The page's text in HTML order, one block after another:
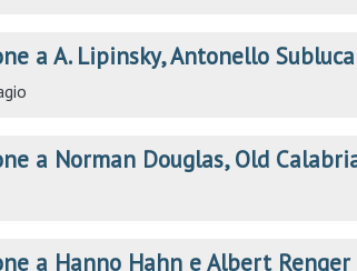
a A. Lipinsky, Antonello
a Norman Douglas, Old
a Hanno Hahn e Albert